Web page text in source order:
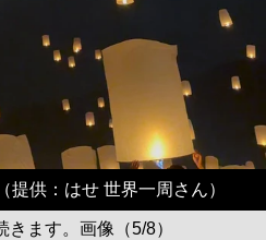
供：はせ 世界一周さん）
きます。画像（5/8）